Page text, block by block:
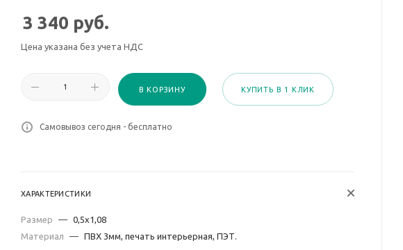
3 340 руб.
Цена указана без учета НДС
В КОРЗИНУ КУПИТЬ В 1 КЛИК
Самовывоз сегодня - бесплатно
ХАРАКТЕРИСТИКИ
Размер — 0,5х1,08
Материал
— ПВХ 3мм, печать интерьерная, ПЭТ.